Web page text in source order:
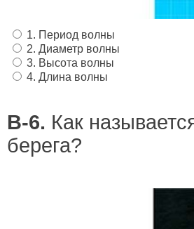
1. Период волны
2. Диаметр волны
3. Высота волны
4. Длина волны
В-6. Как
берега?